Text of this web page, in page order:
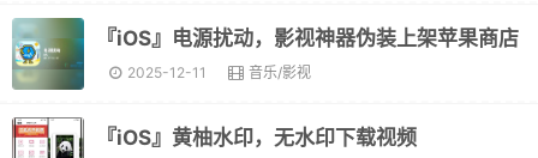
『iOS』电源扰动，影视神器伪装上架苹果商店
2025-12-11 音乐/影视
『iOS』黄柚水印，无水印下载视频